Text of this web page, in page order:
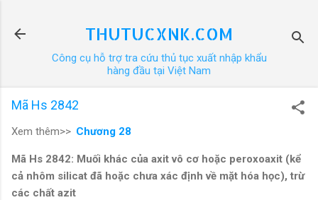
THUTUCXNK.COM
Công cụ hỗ trợ tra cứu thủ tục xuất nhập khẩu
hàng đầu tại Việt Nam
Mã Hs 2842
Xem thêm>> Chương 28
Mã Hs 2842: Muối khác của axit vô cơ hoặc peroxoaxit (kể
cả nhôm silicat đã hoặc chưa xác định về mặt hóa học), trừ
các chất azit